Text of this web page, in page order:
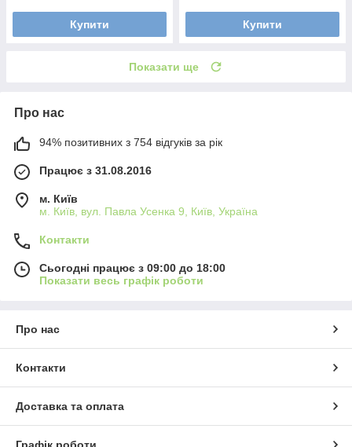
Купити Купити
Показати ще
Про нас
94% позитивних з 754 відгуків за рік
Працює з 31.08.2016
м. Київ
м. Київ, вул. Павла Усенка 9, Київ, Україна
Контакти
Сьогодні працює з 09:00 до 18:00
Показати весь графік роботи
Про нас
Контакти
Доставка та оплата